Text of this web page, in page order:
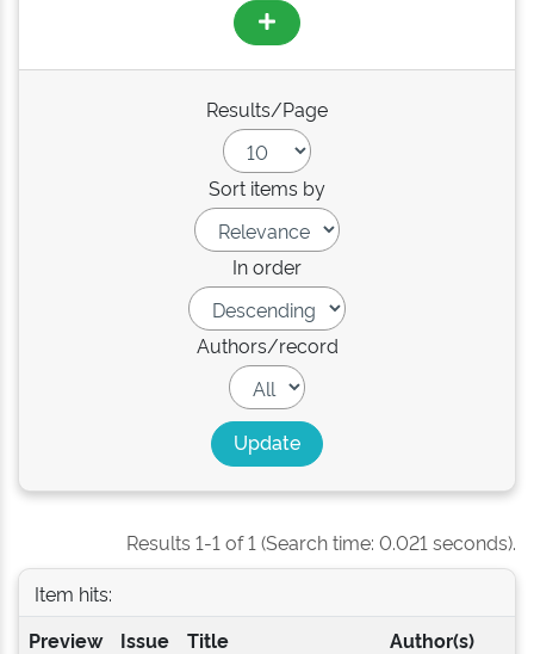
Results/Page
Sort items by
In order
Authors/record
Results 1-1 of 1 (Search time: 0.021 seconds).
Item hits:
Preview
Issue
Title Author(s)